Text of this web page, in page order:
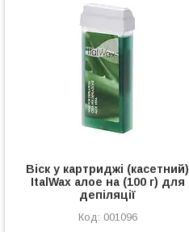
Віск у картриджі (касетний)
ItalWax алое на (100 г) для
депіляції
001096